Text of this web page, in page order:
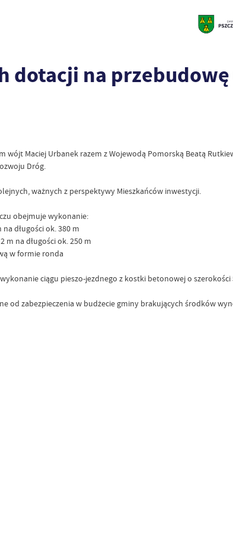
dotacji na
wójt Maciej Urbanek razem z Wojewodą Pomorską Beatą
Dróg.
ważnych z perspektywy Mieszkańców inwestycji.
obejmuje wykonanie:
długości ok. 380 m
m na długości ok. 250 m
w formie ronda
ciągu pieszo-jezdnego z kostki betonowej o szerokości
od zabezpieczenia w budżecie gminy brakujących środków